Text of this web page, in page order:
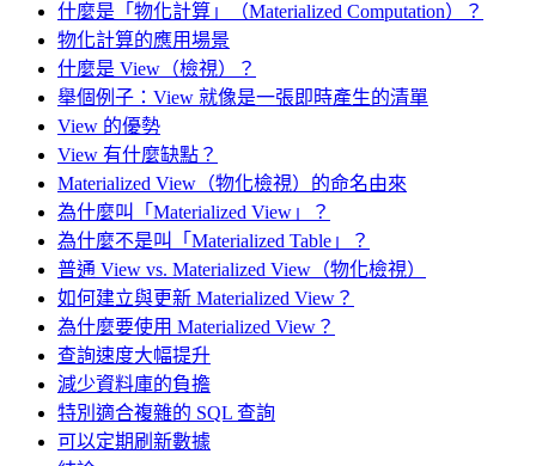
什麼是「物化計算」（Materialized Computation）？
物化計算的應用場景
什麼是 View（檢視）？
舉個例子：View 就像是一張即時產生的清單
View 的優勢
View 有什麼缺點？
Materialized View（物化檢視）的命名由來
為什麼叫「Materialized View」？
為什麼不是叫「Materialized Table」？
普通 View vs. Materialized View（物化檢視）
如何建立與更新 Materialized View？
為什麼要使用 Materialized View？
查詢速度大幅提升
減少資料庫的負擔
特別適合複雜的 SQL 查詢
可以定期刷新數據